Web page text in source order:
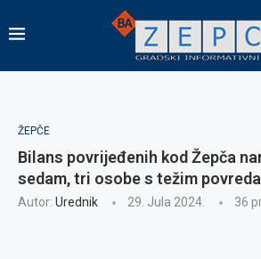
ŽEPČE
Bilans povrijeđenih kod Žepča
sedam, tri osobe s težim
Autor: Urednik 29. Jula 2024. 36